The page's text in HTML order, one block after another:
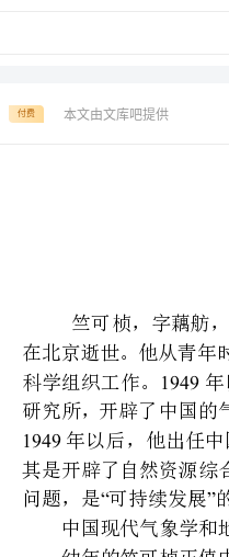
付费 本文由文库吧提供
13
“” 问题，是可持续发展的先觉先行者。
中国现代气象学和地理学的一代宗师